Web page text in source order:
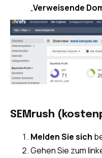
„Verweisende
SEMrush
Melden Sie sich
Gehen Sie zum